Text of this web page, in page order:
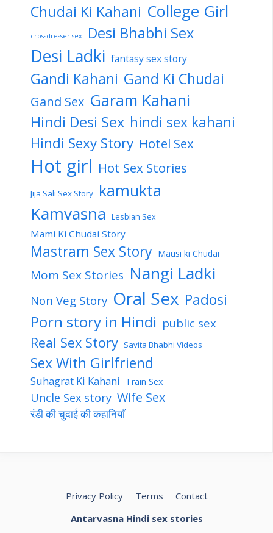
Chudai Ki Kahani College Girl
crossdresser sex Desi Bhabhi Sex
Desi Ladki fantasy sex story
Gandi Kahani Gand Ki Chudai
Gand Sex Garam Kahani
Hindi Desi Sex hindi sex kahani
Hindi Sexy Story Hotel Sex
Hot girl Hot Sex Stories
Jija Sali Sex Story kamukta
Kamvasna Lesbian Sex
Mami Ki Chudai Story
Mastram Sex Story Mausi ki Chudai
Mom Sex Stories Nangi Ladki
Non Veg Story Oral Sex Padosi
Porn story in Hindi public sex
Real Sex Story Savita Bhabhi Videos
Sex With Girlfriend
Suhagrat Ki Kahani Train Sex
Uncle Sex story Wife Sex
रंडी की चुदाई की कहानियाँ
Privacy Policy Terms
Contact
Antarvasna Hindi sex stories